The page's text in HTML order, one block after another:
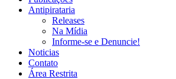
Antipirataria
Releases
Na Mídia
Informe-se e Denuncie!
Noticias
Contato
Área Restrita